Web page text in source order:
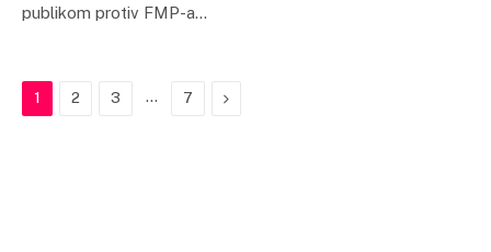
publikom protiv FMP-a…
1 2 3 … 7 Next